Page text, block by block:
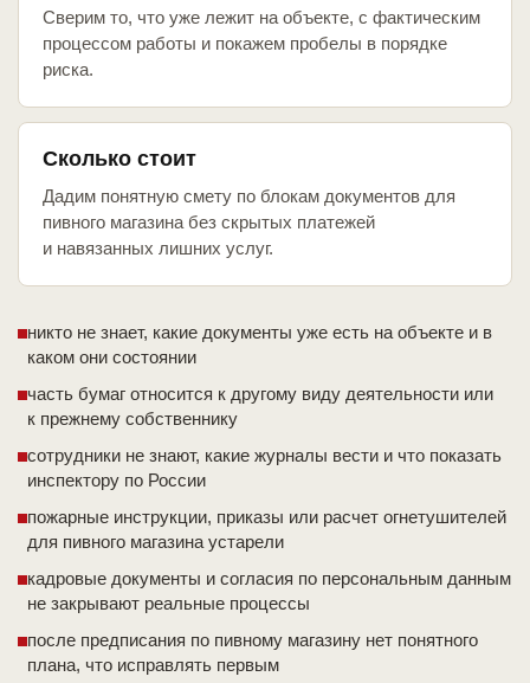
Сверим то, что уже лежит на объекте, с фактическим
процессом работы и покажем пробелы в порядке
риска.
Сколько стоит
Дадим понятную смету по блокам документов для
пивного магазина без скрытых платежей
и навязанных лишних услуг.
никто не знает, какие документы уже есть на объекте и в
каком они состоянии
часть бумаг относится к другому виду деятельности или
к прежнему собственнику
сотрудники не знают, какие журналы вести и что показать
инспектору по России
пожарные инструкции, приказы или расчет огнетушителей
для пивного магазина устарели
кадровые документы и согласия по персональным данным
не закрывают реальные процессы
после предписания по пивному магазину нет понятного
плана, что исправлять первым